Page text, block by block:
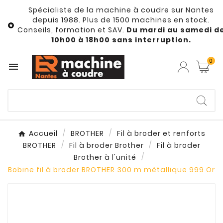

Spécialiste de la machine à coudre sur Nantes
depuis 1988. Plus de 1500 machines en stock.
Conseils, formation et SAV. Du mardi au samedi
10h00 à 18h00 sans interruption.
 0
Accueil BROTHER
Fil à broder et renforts
BROTHER
Fil à broder Brother
Fil à broder
Brother à l'unité
Bobine fil à broder BROTHER 300 m métallique 999 Or